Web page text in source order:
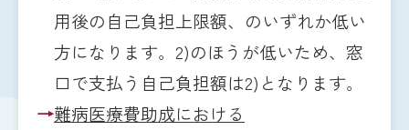
用後の自己負担上限額、のいずれか低い
方になります。2)のほうが低いため、窓
口で支払う自己負担額は2)となります。
→難病医療費助成における